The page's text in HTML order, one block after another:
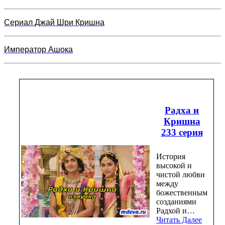
Сериал Джай Шри Кришна
Император Ашока
Радха и
Кришна
233 серия
История
высокой и
чистой любви
между
божественным
созданиями
Радхой и…
Читать Далее